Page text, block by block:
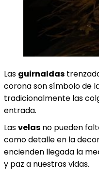
Las guirnaldas
corona son símbolo de
tradicionalmente las
entrada.
Lasvelas no pueden
como detalle en la
encienden llegada la
y paz a nuestras vidas.